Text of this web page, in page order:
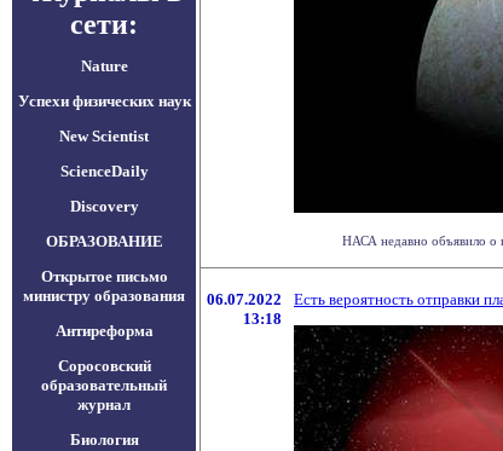
сети:
Nature
Успехи физических наук
New Scientist
ScienceDaily
Discovery
ОБРАЗОВАНИЕ
Открытое письмо
министру образования
Антиреформа
Соросовский
образовательный
журнал
Биология
НАСА недавно объявило о
06.07.2022
13:18
Есть вероятность отправки